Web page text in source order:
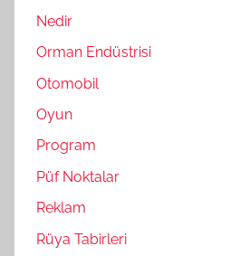
Nedir
Orman Endüstrisi
Otomobil
Oyun
Program
Püf Noktalar
Reklam
Rüya Tabirleri